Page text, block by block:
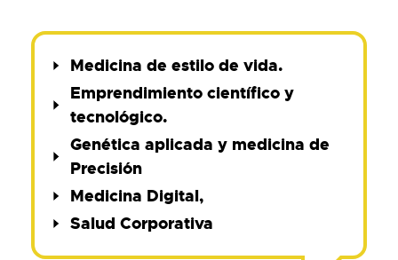
Medicina de estilo de vida.
Emprendimiento científico y
tecnológico.
Genética aplicada y medicina de
Precisión
Medicina Digital,
Salud Corporativa